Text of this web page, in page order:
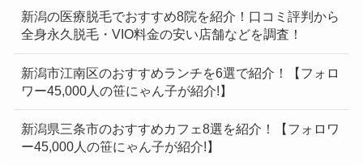
新潟の医療脱毛でおすすめ8院を紹介！口コミ評判から
全身永久脱毛・VIO料金の安い店舗などを調査！
新潟市江南区のおすすめランチを6選で紹介！【フォロ
ワー45,000人の笹にゃん子が紹介!】
新潟県三条市のおすすめカフェ8選を紹介！【フォロワ
ー45,000人の笹にゃん子が紹介!】